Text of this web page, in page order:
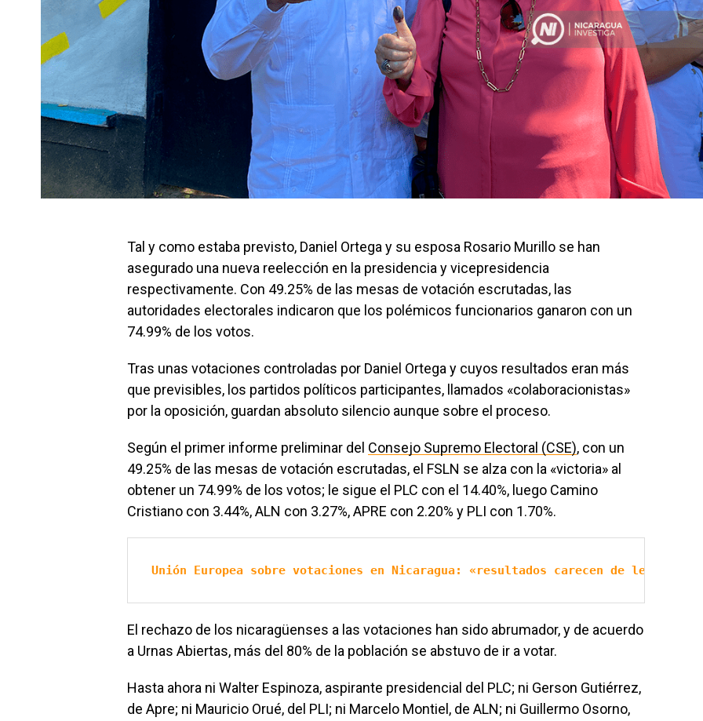
Tal y como estaba previsto, Daniel Ortega y su esposa Rosario Murillo se han
asegurado una nueva reelección en la presidencia y vicepresidencia
respectivamente. Con 49.25% de las mesas de votación escrutadas, las
autoridades electorales indicaron que los polémicos funcionarios ganaron con un
74.99% de los votos.
Tras unas votaciones controladas por Daniel Ortega y cuyos resultados eran más
que previsibles, los partidos políticos participantes, llamados «colaboracionistas»
por la oposición, guardan absoluto silencio aunque sobre el proceso.
Según el primer informe preliminar del Consejo Supremo Electoral (CSE), con un
49.25% de las mesas de votación escrutadas, el FSLN se alza con la «victoria» al
obtener un 74.99% de los votos; le sigue el PLC con el 14.40%, luego Camino
Cristiano con 3.44%, ALN con 3.27%, APRE con 2.20% y PLI con 1.70%.
Unión Europea sobre votaciones en Nicaragua: «resultados carecen de
El rechazo de los nicaragüenses a las votaciones han sido abrumador, y de acuerdo
a Urnas Abiertas, más del 80% de la población se abstuvo de ir a votar.
Hasta ahora ni Walter Espinoza, aspirante presidencial del PLC; ni Gerson Gutiérrez,
de Apre; ni Mauricio Orué, del PLI; ni Marcelo Montiel, de ALN; ni Guillermo Osorno,